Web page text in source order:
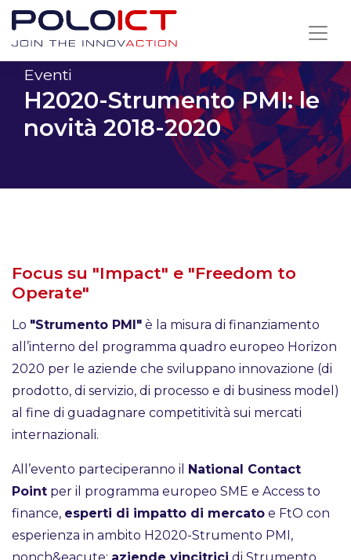
Skip
contentEventi
H2020-Strumento PMI: le
novità 2018-2020
Focus su "Impact" e "Freedom to
Operate"
Lo "Strumento PMI" è la misura di finanziamento
all’interno del programma quadro europeo Horizon
2020 per le aziende che sviluppano innovazione (di
prodotto, di servizio, di processo e di business model)
al fine di guadagnare competitività sui mercati
internazionali.
All’evento parteciperanno il National Contact
Point per il programma europeo SME e Access to
finance, esperti di impatto di mercato e FtO con
esperienza in ambito H2020-Strumento PMI,